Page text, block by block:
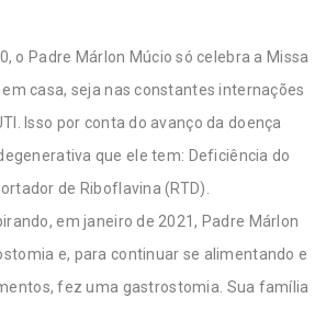
o Padre Márlon Múcio só celebra a Missa
casa, seja nas constantes internações
Isso por conta do avanço da doença
que ele tem: Deficiência do
de Riboflavina (RTD).
em janeiro de 2021, Padre Márlon
e, para continuar se alimentando e
fez uma gastrostomia. Sua família